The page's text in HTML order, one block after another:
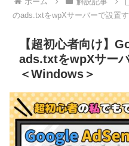
のads.txtをwpXサーバーで設置
【超初心者向け】
ads.txtをwpXサー
＜Windows＞